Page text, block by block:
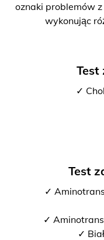
oznaki problemów
wykonując
Test
✓
Test
✓
✓
✓